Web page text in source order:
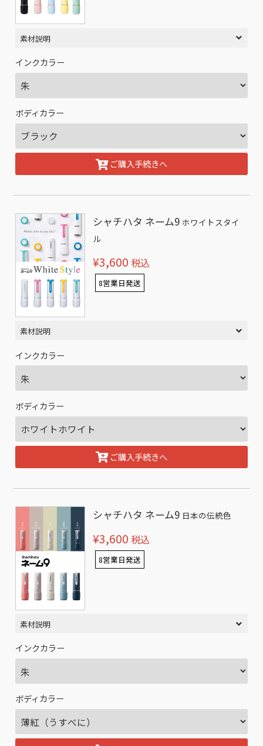
素材説明
インクカラー
ボディカラー
ご購入手続きへ
シャチハタ ネーム9 ホワイトスタイ
ル
¥3,600 税込
8営業日発送
素材説明
インクカラー
ボディカラー
ご購入手続きへ
シャチハタ ネーム9 日本の伝統色
¥3,600 税込
8営業日発送
素材説明
インクカラー
ボディカラー